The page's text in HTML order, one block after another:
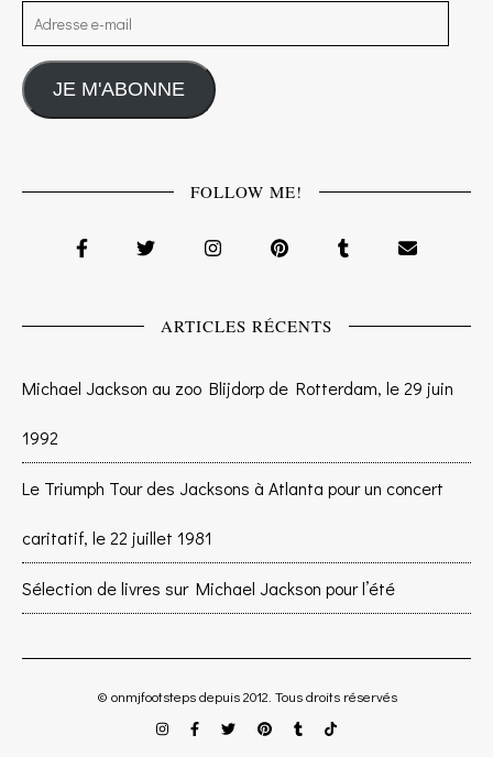
Adresse e-mail
JE M'ABONNE
FOLLOW ME!
ARTICLES RÉCENTS
Michael Jackson au zoo Blijdorp de Rotterdam, le 29 juin
1992
Le Triumph Tour des Jacksons à Atlanta pour un concert
caritatif, le 22 juillet 1981
Sélection de livres sur Michael Jackson pour l’été
© onmjfootsteps depuis 2012. Tous droits réservés